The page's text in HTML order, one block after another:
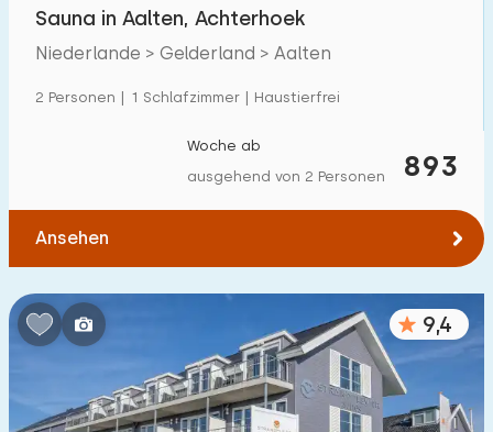
Sauna in Aalten, Achterhoek
Niederlande > Gelderland > Aalten
2 Personen | 1 Schlafzimmer | Haustierfrei
893
Woche ab
ausgehend von 2 Personen
Ansehen
9,4